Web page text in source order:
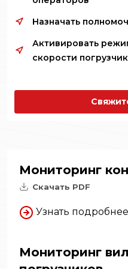
Назначать
Активировать
скорости
Мониторинг
Скачать PDF
Узнать подробнее
Мониторинг